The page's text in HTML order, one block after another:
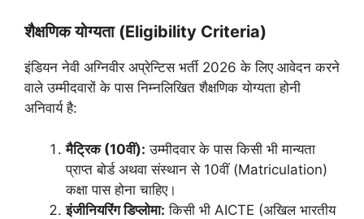
शैक्षणिक योग्यता (Eligibility Criteria)
इंडियन नेवी अग्निवीर अप्रेन्टिस भर्ती 2026 के लिए आवेदन करने
वाले उम्मीदवारों के पास निम्नलिखित शैक्षणिक योग्यता होनी
अनिवार्य है:
मैट्रिक (10वीं): उम्मीदवार के पास किसी भी मान्यता
प्राप्त बोर्ड अथवा संस्थान से 10वीं (Matriculation)
कक्षा पास होना चाहिए।
इंजीनियरिंग डिप्लोमा: किसी भी AICTE (अखिल भारतीय